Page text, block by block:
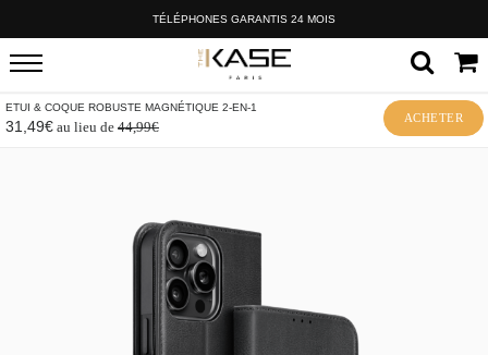
TÉLÉPHONES GARANTIS 24 MOIS
ETUI & COQUE ROBUSTE MAGNÉTIQUE 2-EN-1
31,49€ au lieu de 44,99€
ACHETER